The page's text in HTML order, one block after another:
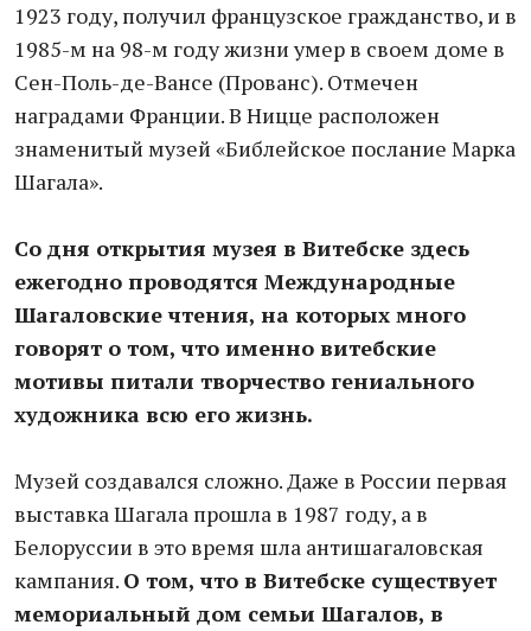
1923 году, получил французское гражданство, и в
1985-м на 98-м году жизни умер в своем доме в
Сен-Поль-де-Вансе (Прованс). Отмечен
наградами Франции. В Ницце расположен
знаменитый музей «Библейское послание Марка
Шагала».
Со дня открытия музея в Витебске здесь
ежегодно проводятся Международные
Шагаловские чтения, на которых много
говорят о том, что именно витебские
мотивы питали творчество гениального
художника всю его жизнь.
Музей создавался сложно. Даже в России первая
выставка Шагала прошла в 1987 году, а в
Белоруссии в это время шла антишагаловская
кампания. О том, что в Витебске существует
мемориальный дом семьи Шагалов, в